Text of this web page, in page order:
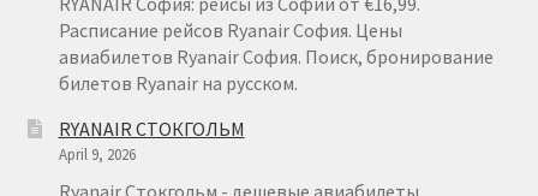
Расписание рейсов Ryanair София. Цены
авиабилетов Ryanair София. Поиск, бронирование
билетов Ryanair на русском.
RYANAIR СТОКГОЛЬМ
April 9, 2026